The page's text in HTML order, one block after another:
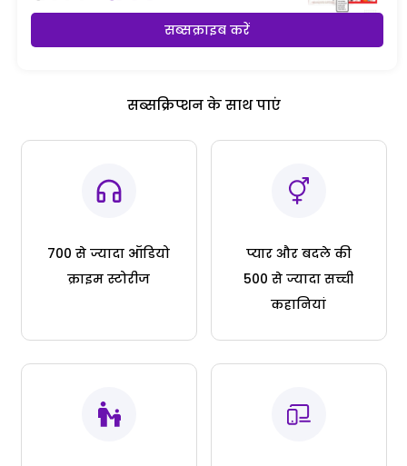
सब्सक्राइब करें
सब्सक्रिप्शन के साथ पाएं
700 से ज्यादा ऑडियो
क्राइम स्टोरीज
प्यार और बदले की
500 से ज्यादा सच्ची
कहानियां